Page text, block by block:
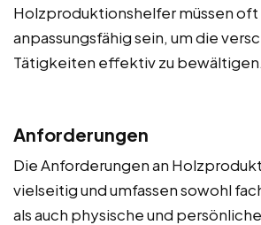
Holzproduktionshelfer müssen
anpassungsfähig sein, um die
Tätigkeiten effektiv zu bewältigen.
Anforderungen
Die Anforderungen an
vielseitig und umfassen sowohl
als auch physische und